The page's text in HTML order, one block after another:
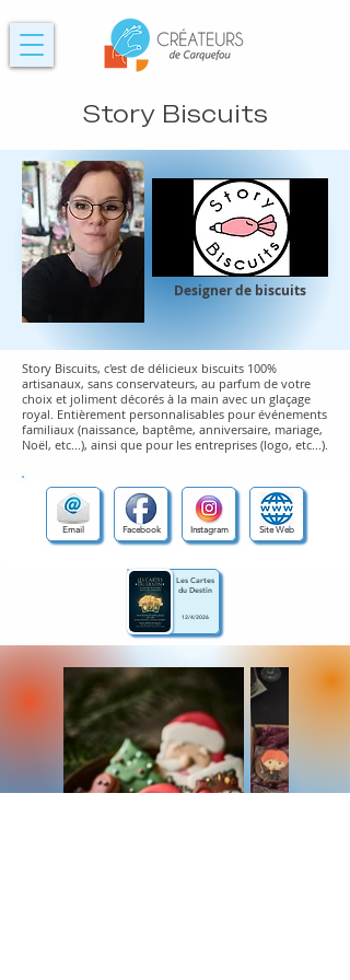
Story Biscuits
Designer de biscuits
Story Biscuits, c'est de délicieux biscuits 100%
artisanaux, sans conservateurs, au parfum de votre
choix et joliment décorés à la main avec un glaçage
royal. Entièrement personnalisables pour événements
familiaux (naissance, baptême, anniversaire, mariage,
Noël, etc...), ainsi que pour les entreprises (logo, etc...).
Email Facebook Instagram Site Web
Les Cartes
du Destin
12/4/2026